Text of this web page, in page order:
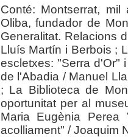
Conté: Montserrat,
Oliba, fundador de
Generalitat. Relacions
Lluís Martín i Berbois ;
escletxes: "Serra d'Or"
de l'Abadia / Manuel
; La Biblioteca de
oportunitat per al
Maria Eugènia
acolliament" / Joaquim